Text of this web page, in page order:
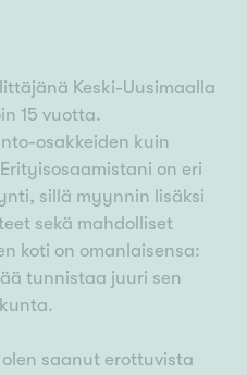
Keski-Uusimaalla
15 vuotta.
osakkeiden kuin
on eri
sillä myynnin lisäksi
sekä mahdolliset
koti on omanlaisensa:
tunnistaa juuri sen
saanut erottuvista